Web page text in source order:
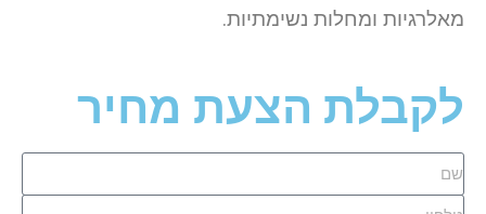
מאלרגיות ומחלות נשימתיות.
לקבלת הצעת מחיר